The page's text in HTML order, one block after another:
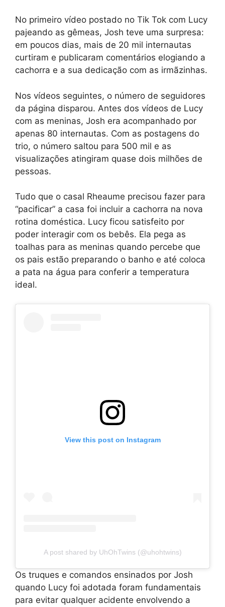
No primeiro vídeo postado no Tik Tok com Lucy
pajeando as gêmeas, Josh teve uma surpresa:
em poucos dias, mais de 20 mil internautas
curtiram e publicaram comentários elogiando a
cachorra e a sua dedicação com as irmãzinhas.
Nos vídeos seguintes, o número de seguidores
da página disparou. Antes dos vídeos de Lucy
com as meninas, Josh era acompanhado por
apenas 80 internautas. Com as postagens do
trio, o número saltou para 500 mil e as
visualizações atingiram quase dois milhões de
pessoas.
Tudo que o casal Rheaume precisou fazer para
“pacificar” a casa foi incluir a cachorra na nova
rotina doméstica. Lucy ficou satisfeito por
poder interagir com os bebês. Ela pega as
toalhas para as meninas quando percebe que
os pais estão preparando o banho e até coloca
a pata na água para conferir a temperatura
ideal.
View this post on Instagram
A post shared by UhOhTwins (@uhohtwins)
Os truques e comandos ensinados por Josh
quando Lucy foi adotada foram fundamentais
para evitar qualquer acidente envolvendo a